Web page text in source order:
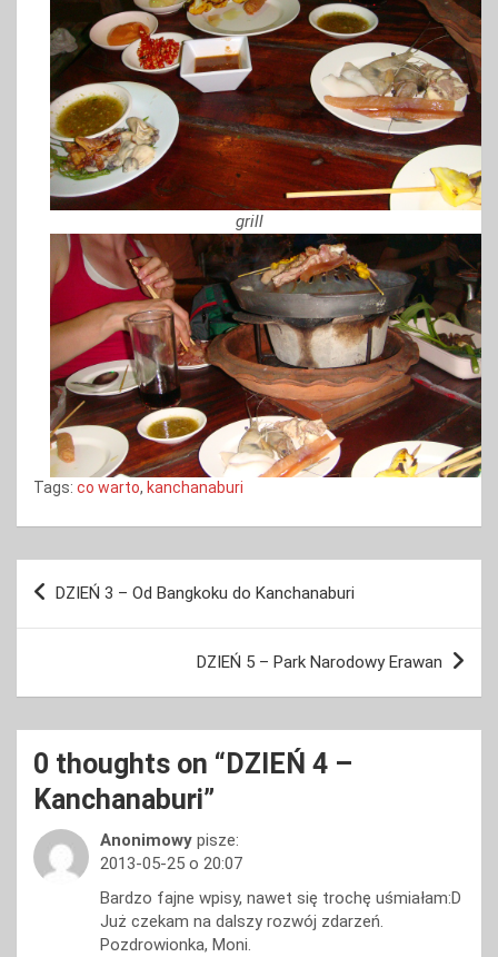
grill
Tags: co warto, kanchanaburi
Nawigacja
wpisu
DZIEŃ 3 – Od Bangkoku do Kanchanaburi
DZIEŃ 5 – Park Narodowy Erawan
0 thoughts on “DZIEŃ 4 –
Kanchanaburi”
Anonimowy pisze:
2013-05-25 o 20:07
Bardzo fajne wpisy, nawet się trochę uśmiałam:D
Już czekam na dalszy rozwój zdarzeń.
Pozdrowionka, Moni.